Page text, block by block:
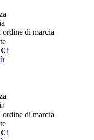
ordine di marcia
i
ordine di marcia
i